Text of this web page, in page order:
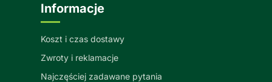
Informacje
Koszt i czas dostawy
Zwroty i reklamacje
Najczęściej zadawane pytania